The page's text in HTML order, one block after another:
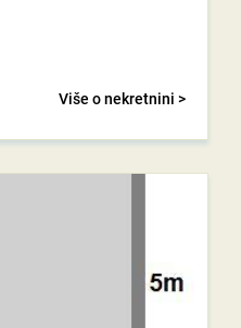
Više o nekretnini >